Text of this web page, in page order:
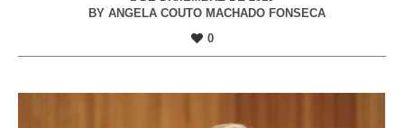
BY ANGELA COUTO MACHADO FONSECA
0